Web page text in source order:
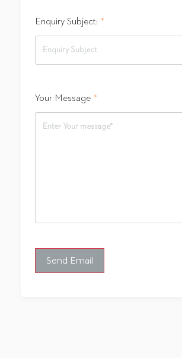
Enquiry Subject: *
Your Message *